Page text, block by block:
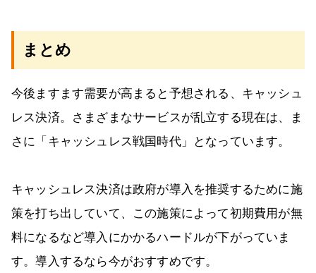
まとめ
今後ますます需要が高まると予想される、キャッシュ
レス決済。さまざまなサービスが乱立する現在は、ま
さに「キャッシュレス戦国時代」となっています。
キャッシュレス決済は政府が導入を推奨するために施
策を打ち出していて、この施策によって初期費用が無
料になるなど導入にかかるハードルが下がっていま
す。導入するなら今がおすすめです。